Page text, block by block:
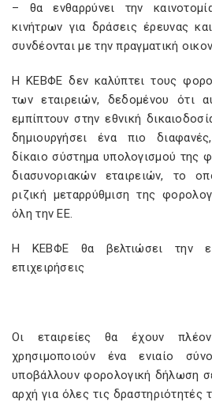
– θα ενθαρρύνει την
κινήτρων για δράσεις έρευνας
συνδέονται με την πραγματική
Η ΚΕΒΦΕ δεν καλύπτει τους
των εταιρειών, δεδομένου ότι
εμπίπτουν στην εθνική
δημιουργήσει ένα πιο
δίκαιο σύστημα υπολογισμού της
διασυνοριακών εταιρειών, το
ριζική μεταρρύθμιση της
όλη την ΕΕ.
Η ΚΕΒΦΕ θα βελτιώσει την
επιχειρήσεις
Οι εταιρείες θα έχουν
χρησιμοποιούν ένα ενιαίο
υποβάλλουν φορολογική δήλωση
αρχή για όλες τις δραστηριότητές